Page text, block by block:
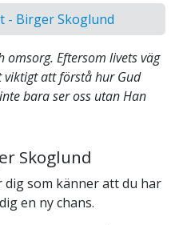
- Birger Skoglund
omsorg. Eftersom livets väg
viktigt att förstå hur Gud
bara ser oss utan Han
Skoglund
som känner att du har
en ny chans.